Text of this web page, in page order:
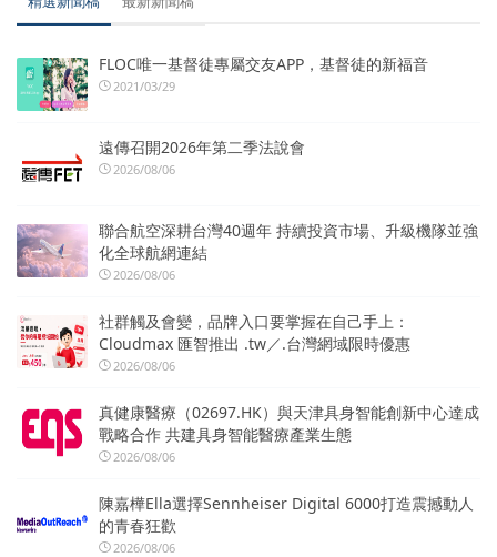
FLOC唯一基督徒專屬交友APP，基督徒的新福音
2021/03/29
遠傳召開2026年第二季法說會
2026/08/06
聯合航空深耕台灣40週年 持續投資市場、升級機隊並強
化全球航網連結
2026/08/06
社群觸及會變，品牌入口要掌握在自己手上：
Cloudmax 匯智推出 .tw／.台灣網域限時優惠
2026/08/06
真健康醫療（02697.HK）與天津具身智能創新中心達成
戰略合作 共建具身智能醫療產業生態
2026/08/06
陳嘉樺Ella選擇Sennheiser Digital 6000打造震撼動人
的青春狂歡
2026/08/06